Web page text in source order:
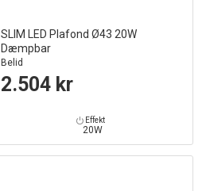
SLIM LED Plafond Ø43 20W
Dæmpbar
Belid
2.504 kr
Effekt
20W